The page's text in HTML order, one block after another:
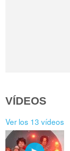
VÍDEOS
Ver los 13 vídeos